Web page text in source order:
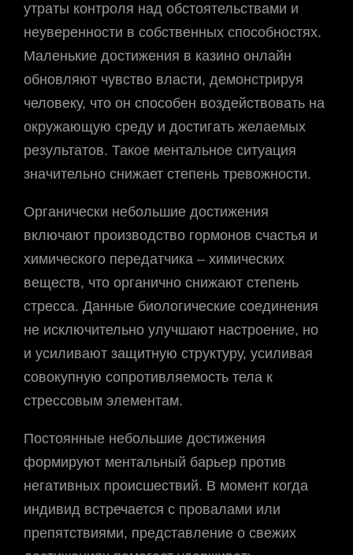
утраты контроля над обстоятельствами и
неуверенности в собственных способностях.
Маленькие достижения в казино онлайн
обновляют чувство власти, демонстрируя
человеку, что он способен воздействовать на
окружающую среду и достигать желаемых
результатов. Такое ментальное ситуация
значительно снижает степень тревожности.
Органически небольшие достижения
включают производство гормонов счастья и
химического передатчика – химических
веществ, что органично снижают степень
стресса. Данные биологические соединения
не исключительно улучшают настроение, но
и усиливают защитную структуру, усиливая
совокупную сопротивляемость тела к
стрессовым элементам.
Постоянные небольшие достижения
формируют ментальный барьер против
негативных происшествий. В момент когда
индивид встречается с провалами или
препятствиями, представление о свежих